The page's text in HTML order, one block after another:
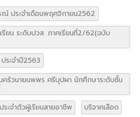
ณ์ ประจำเดือนพฤศจิกายน2562
เรียน ระดับปวส. ภาคเรียนที่2/62(ฉบับ
ระจำปี2563
ครัวนายนพพร ศรีบุปผา นักศึกษาระดับชั้น
ะจำตัวผู้เรียนสายอาชีพ
บริจาคเลือด